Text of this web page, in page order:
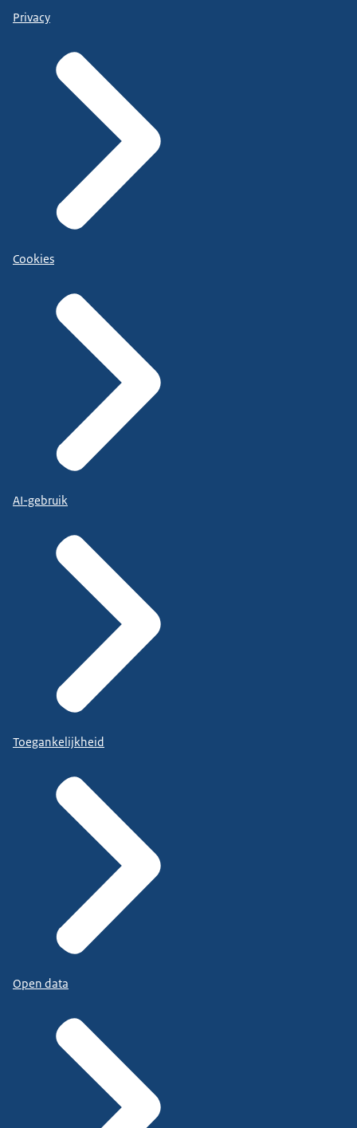
Privacy
Cookies
AI-gebruik
Toegankelijkheid
Open data